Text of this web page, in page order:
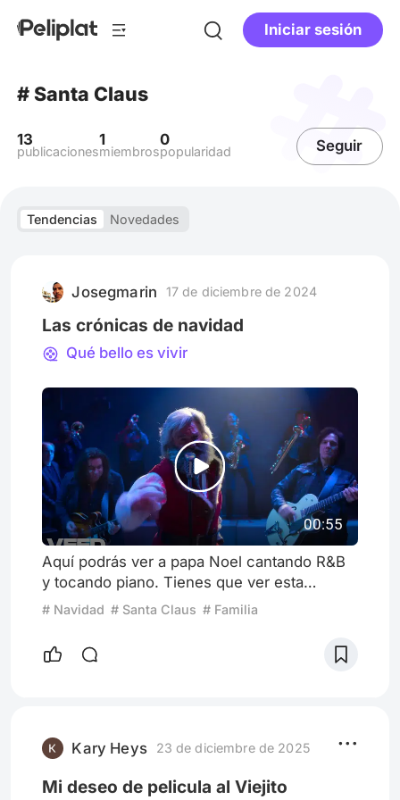
Iniciar sesión
# Santa Claus
13
publicaciones
1
miembros
0
popularidad Seguir
Tendencias Novedades
Josegmarin 17 de diciembre de 2024
Las crónicas de navidad
Qué bello es vivir
00:55
Aquí podrás ver a papa Noel cantando R&B
y tocando piano. Tienes que ver esta
pelicula en familia esta navidad.
# Navidad # Santa Claus # Familia
Kary Heys 23 de diciembre de 2025
Mi deseo de pelicula al Viejito